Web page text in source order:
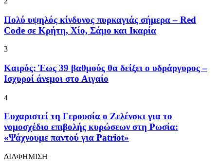
Πολύ υψηλός κίνδυνος πυρκαγιάς σήμερα – Red
Code σε Κρήτη, Χίο, Σάμο και Ικαρία
3
Καιρός: Έως 39 βαθμούς θα δείξει ο υδράργυρος –
Ισχυροί άνεμοι στο Αιγαίο
4
Ευχαριστεί τη Γερουσία ο Ζελένσκι για το
νομοσχέδιο επιβολής κυρώσεων στη Ρωσία:
«Ψάχνουμε παντού για Patriot»
ΔΙΑΦΗΜΙΣΗ